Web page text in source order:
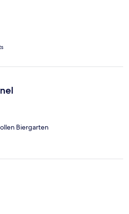
Biergarten